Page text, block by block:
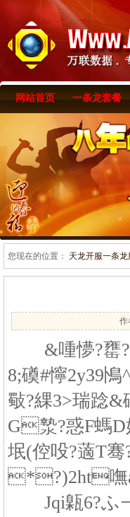
网站首页 一条龙套餐
您现在的位置： 天龙开服一条
作
&喠懜?罋
8;磸#懧2y39
斀?綶3>瑞踗&
G漐?惑F螞D
垊(倥吺?藡T
*?)2ht嘸
Jqi甈6?ふ